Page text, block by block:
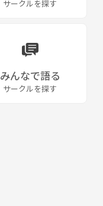
サークルを探す
みんなで語る
サークルを探す